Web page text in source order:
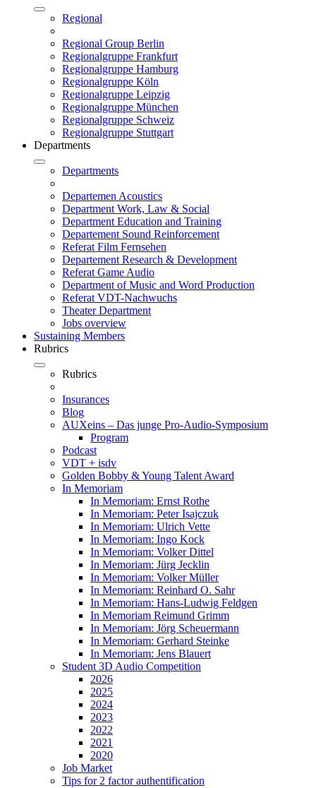
Regional
Regional Group Berlin
Regionalgruppe Frankfurt
Regionalgruppe Hamburg
Regionalgruppe Köln
Regionalgruppe Leipzig
Regionalgruppe München
Regionalgruppe Schweiz
Regionalgruppe Stuttgart
Departments
Departments
Departemen Acoustics
Department Work, Law & Social
Department Education and Training
Departement Sound Reinforcement
Referat Film Fernsehen
Departement Research & Development
Referat Game Audio
Department of Music and Word Production
Referat VDT-Nachwuchs
Theater Department
Jobs overview
Sustaining Members
Rubrics
Rubrics
Insurances
Blog
AUXeins – Das junge Pro-Audio-Symposium
Program
Podcast
VDT + isdv
Golden Bobby & Young Talent Award
In Memoriam
In Memoriam: Ernst Rothe
In Memoriam: Peter Isajczuk
In Memoriam: Ulrich Vette
In Memoriam: Ingo Kock
In Memoriam: Volker Dittel
In Memoriam: Jürg Jecklin
In Memoriam: Volker Müller
In Memoriam: Reinhard O. Sahr
In Memoriam: Hans-Ludwig Feldgen
In Memoriam Reimund Grimm
In Memoriam: Jörg Scheuermann
In Memoriam: Gerhard Steinke
In Memoriam: Jens Blauert
Student 3D Audio Competition
2026
2025
2024
2023
2022
2021
2020
Job Market
Tips for 2 factor authentification